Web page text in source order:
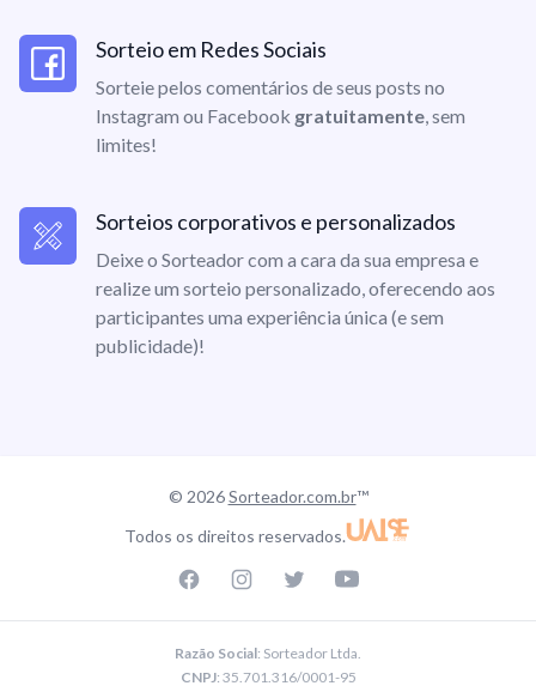
Sorteio em Redes Sociais
Sorteie pelos comentários de seus posts no
Instagram ou Facebook gratuitamente, sem
limites!
Sorteios corporativos e personalizados
Deixe o Sorteador com a cara da sua empresa e
realize um sorteio personalizado, oferecendo aos
participantes uma experiência única (e sem
publicidade)!
© 2026Sorteador.com.br™
Todos os direitos reservados.
Razão Social: Sorteador Ltda.
CNPJ: 35.701.316/0001-95